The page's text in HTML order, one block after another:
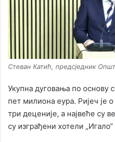
Стеван Катић, предсједник
Укупна дуговања по основу
пет милиона еура. Ријеч је
три деценије, а највеће су
су изграђени хотели „Игало“